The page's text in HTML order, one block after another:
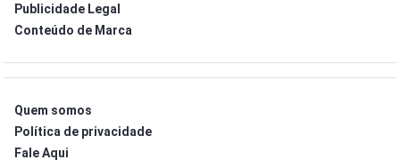
Publicidade Legal
Conteúdo de Marca
Quem somos
Política de privacidade
Fale Aqui